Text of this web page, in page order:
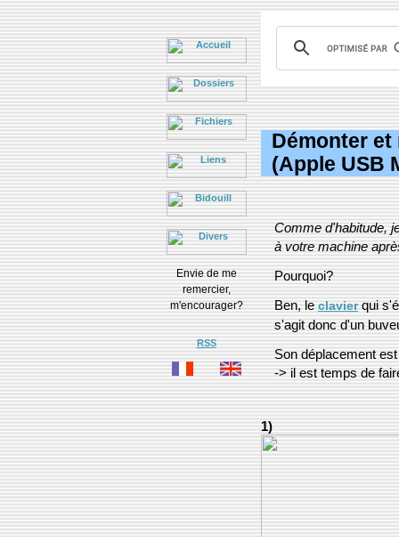
Envie de me
remercier,
m'encourager?
RSS
Démonter
(Apple USB
Comme d'habitude,
à votre machine
Pourquoi?
Ben, leclavierqui
s'agit donc d'un
Son déplacement
-> il est temps de
1)